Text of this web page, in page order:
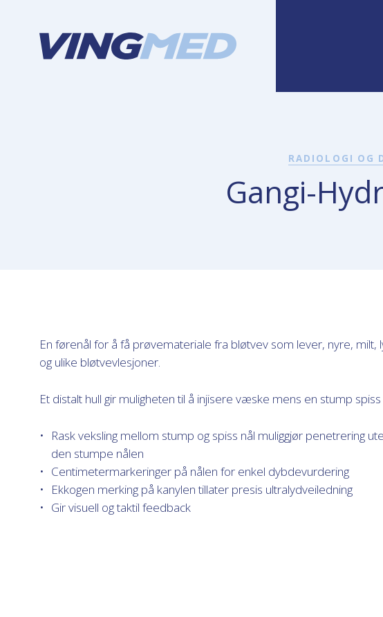
RADIOLOGI OG
Gangi-
En førenål for å få prøvemateriale fra bløtvev som lever, nyre, milt,
og ulike bløtvevlesjoner.
Et distalt hull gir muligheten til å injisere væske mens en stump
Rask veksling mellom stump og spiss nål muliggjør penetrering
den stumpe nålen
Centimetermarkeringer på nålen for enkel dybdevurdering
Ekkogen merking på kanylen tillater presis ultralydveiledning
Gir visuell og taktil feedback